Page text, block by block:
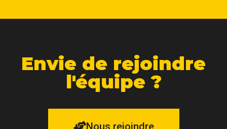
Envie de rejoindre
l'équipe ?
Nous rejoindre